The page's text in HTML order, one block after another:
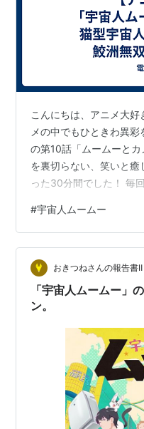
こんにちは、アニメ大
メの中でもひときわ異
の第10話「ムームーと
を裏切らない、笑いと癒
った30分間でした！ 毎
回は特に「鮫洲無双」と
ームーの新たな一面に
ピソードの魅力を語り
速感想に突入！
カメラ」：あらすじを
は、ひょんな…
#宇宙人ムームー
おきつねさんの報告書Ⅱ
「宇宙人ムームー」
ン。